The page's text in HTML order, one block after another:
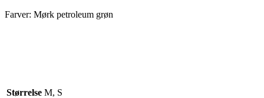
Farver: Mørk petroleum grøn
Størrelse M, S